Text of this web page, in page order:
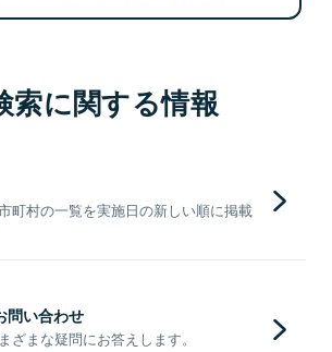
索に関する情報
町村の一覧を実施日の新しい順に掲載
問い合わせ
ざまな疑問にお答えします。